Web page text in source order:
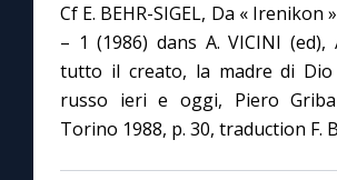
Cf E. BEHR-SIGEL, Da « Irenikon
– 1 (1986) dans A. VICINI (ed),
tutto il creato, la madre di
russo ieri e oggi, Piero
Torino 1988, p. 30, traduction F.